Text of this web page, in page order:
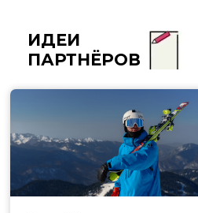
ИДЕИ
ПАРТНЁРОВ